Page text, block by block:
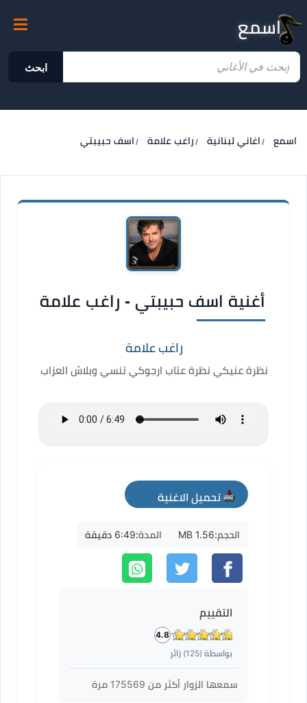
اسمع
ابحث
اسمع اغاني لبنانية راغب علامة اسف حبيبتي
أغنية اسف حبيبتي - راغب علامة
راغب علامة
نظرة عنيكي نظرة عتاب ارجوكي تنسي وبلاش العزاب
تحميل الاغنية
mp3
الحجم:1.56 MB المدة:6:49 دقيقة
التقييم
4.8
بواسطة (125) زائر
سمعها الزوار أكثر من 175569 مرة